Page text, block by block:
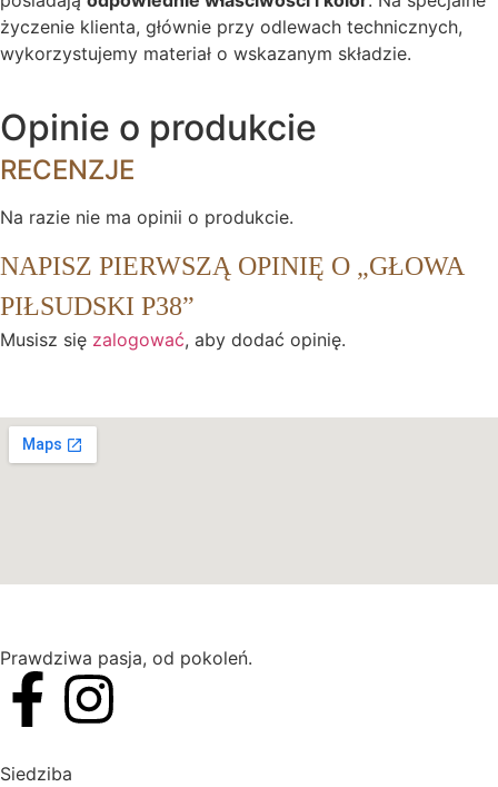
życzenie klienta, głównie przy odlewach technicznych,
wykorzystujemy materiał o wskazanym składzie.
Opinie o produkcie
RECENZJE
Na razie nie ma opinii o produkcie.
NAPISZ PIERWSZĄ OPINIĘ O „GŁOWA
PIŁSUDSKI P38”
Musisz się zalogować, aby dodać opinię.
Prawdziwa pasja, od pokoleń.
Siedziba